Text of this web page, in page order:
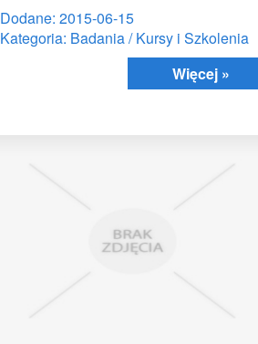
Dodane: 2015-06-15
Kategoria: Badania / Kursy i Szkolenia
Więcej »